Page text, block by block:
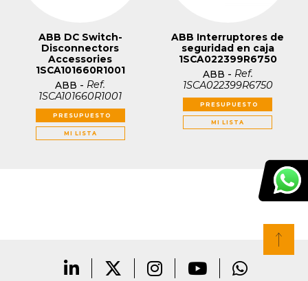
ABB DC Switch-
Disconnectors
Accessories
1SCA101660R1001
ABB - Ref.
1SCA101660R1001
PRESUPUESTO
MI LISTA
ABB Interruptores de
seguridad en caja
1SCA022399R6750
ABB - Ref.
1SCA022399R6750
PRESUPUESTO
MI LISTA